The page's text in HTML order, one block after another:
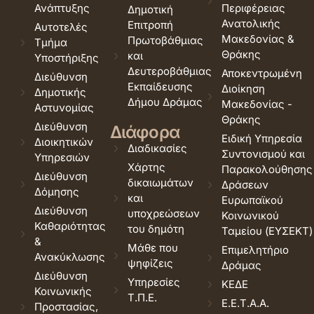
Ανάπτυξης
Αυτοτελές
Τμήμα
Υποστήριξης
Διεύθυνση
Δημοτικής
Αστυνομίας
Διεύθυνση
Διοικητικών
Υπηρεσιών
Διεύθυνση
Δόμησης
Διεύθυνση
Καθαριότητας
&
Ανακύκλωσης
Διεύθυνση
Κοινωνικής
Προστασίας,
Δημοτική
Επιτροπή
Πρωτοβάθμιας
και
Δευτεροβάθμιας
Εκπαίδευσης
Δήμου Δράμας
Διάφορα
Διαδικασίες
Χάρτης
δικαιωμάτων
και
υποχρεώσεων
του δημότη
Μάθε που
ψηφίζεις
Υπηρεσίες
Τ.Π.Ε.
Περιφέρειας
Ανατολικής
Μακεδονίας &
Θράκης
Αποκεντρωμένη
Διοίκηση
Μακεδονίας -
Θράκης
Ειδική Υπηρεσία
Συντονισμού και
Παρακολούθησης
Δράσεων
Ευρωπαϊκού
Κοινωνικού
Ταμείου (ΕΥΣΕΚΤ)
Επιμελητήριο
Δράμας
ΚΕΔΕ
Ε.Ε.Τ.Α.Α.